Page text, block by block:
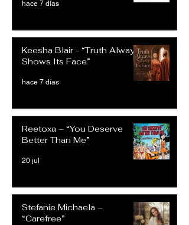
hace 7 días
Keesha Blair - “Truth Always
Shows Its Face”
hace 7 días
Reetoxa – “You Deserve
Better Than Me”
20 jul
Stefanie Michaela –
“Carefree”